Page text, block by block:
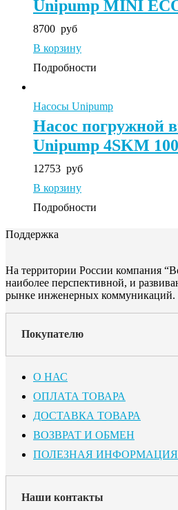
Unipump MINI
8700 руб
В корзину
Подробности
Насосы Unipump
Насос погружной
Unipump 4SKM 100
12753 руб
В корзину
Подробности
Поддержка
На территории России компания
наиболее перспективной, и
рынке инженерных коммуникаций.
Покупателю
О НАС
ОПЛАТА ТОВАРА
ДОСТАВКА ТОВАРА
ВОЗВРАТ И ОБМЕН
ПОЛЕЗНАЯ ИНФОРМАЦИЯ
Наши контакты